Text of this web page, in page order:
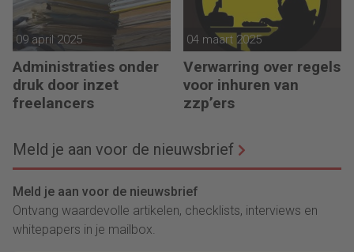
09 april 2025
Administraties onder
druk door inzet
freelancers
04 maart 2025
Verwarring over regels
voor inhuren van
zzp’ers
Meld je aan voor de nieuwsbrief
Meld je aan voor de nieuwsbrief
Ontvang waardevolle artikelen, checklists, interviews en
whitepapers in je mailbox.